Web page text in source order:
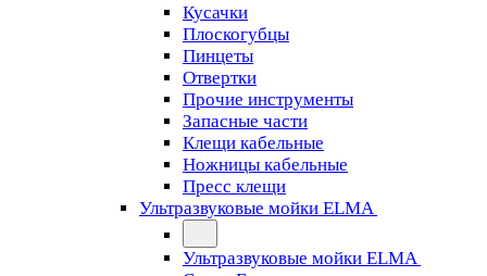
Кусачки
Плоскогубцы
Пинцеты
Отвертки
Прочие инструменты
Запасные части
Клещи кабельные
Ножницы кабельные
Пресс клещи
Ультразвуковые мойки ELMA
Ультразвуковые мойки ELMA